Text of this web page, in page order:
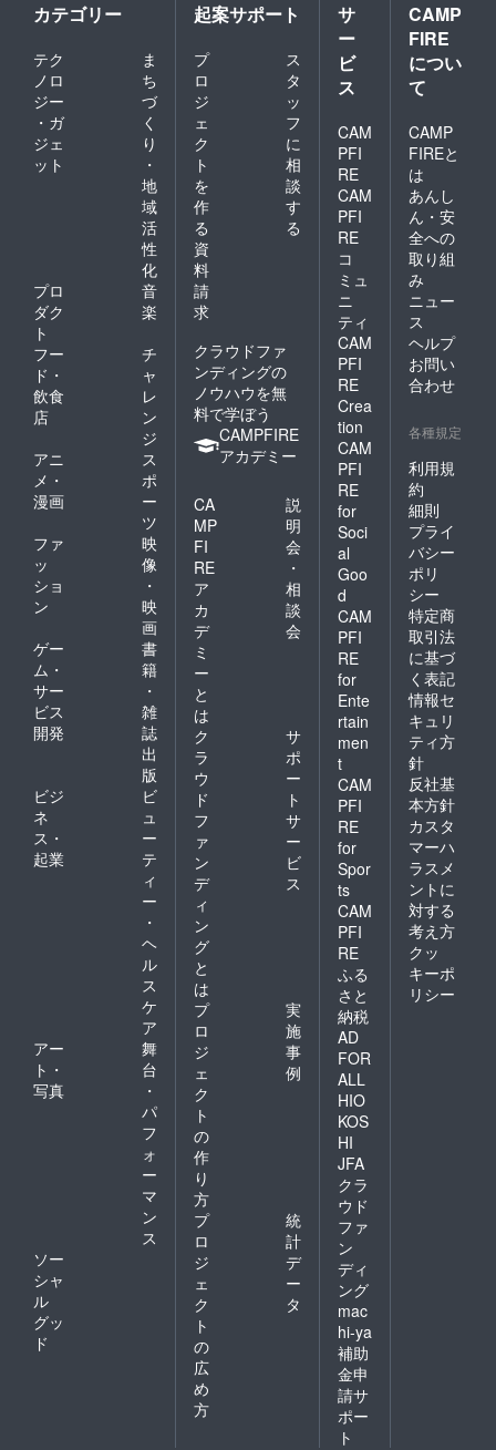
カテゴリー
テク
ノロ
ジー
・ガ
ジェ
ット
ま
ち
づ
く
り
・
地
域
活
性
化
プロ
ダク
ト
音
楽
フー
ド・
飲食
店
チ
ャ
レ
ン
ジ
アニ
メ・
漫画
ス
ポ
ー
ツ
ファ
ッ
ショ
ン
映
像
・
映
画
ゲー
ム・
サー
ビス
開発
書
籍
・
雑
誌
出
版
ビジ
ネ
ス・
起業
ビ
ュ
ー
テ
ィ
ー
・
ヘ
ル
ス
ケ
ア
アー
ト・
写真
舞
台
・
パ
フ
ォ
ー
マ
ン
ス
ソー
シャ
ル
グッ
ド
起案サポート
プ
ロ
ジ
ェ
ク
ト
を
作
る
ス
タ
ッ
フ
に
相
談
す
る
資
料
請
求
クラウドファ
ンディングの
ノウハウを無
料で学ぼう
CAMPFIRE
アカデミー
CA
MP
FI
RE
ア
カ
デ
ミ
ー
と
は
説
明
会
・
相
談
会
ク
ラ
ウ
ド
フ
ァ
ン
デ
ィ
ン
グ
と
は
サ
ポ
ー
ト
サ
ー
ビ
ス
プ
ロ
ジ
ェ
ク
ト
の
作
り
方
実
施
事
例
プ
ロ
ジ
ェ
ク
ト
の
広
め
方
統
計
デ
ー
タ
サ
ー
ビ
ス
CAM
PFI
RE
CAM
PFI
RE
コ
ミュ
ニ
ティ
CAM
PFI
RE
Crea
tion
CAM
PFI
RE
for
Soci
al
Goo
d
CAM
PFI
RE
for
Ente
rtain
men
t
CAM
PFI
RE
for
Spor
ts
CAM
PFI
RE
ふる
さと
納税
AD
FOR
ALL
HIO
KOS
HI
JFA
クラ
ウド
ファ
ン
ディ
ング
mac
hi-ya
補助
金申
請サ
ポー
ト
CAMP
FIRE
につい
て
CAMP
FIREと
は
あんし
ん・安
全への
取り組
み
ニュー
ス
ヘルプ
お問い
合わせ
各種規定
利用規
約
細則
プライ
バシー
ポリ
シー
特定商
取引法
に基づ
く表記
情報セ
キュリ
ティ方
針
反社基
本方針
カスタ
マーハ
ラスメ
ントに
対する
考え方
クッ
キーポ
リシー